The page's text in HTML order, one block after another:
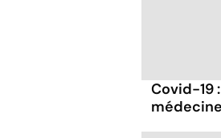
Covid-19